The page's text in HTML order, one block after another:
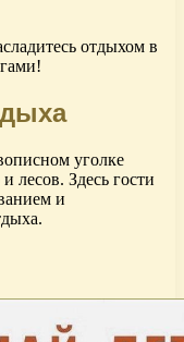
отдыхом в
уголке
лесов. Здесь гости
и